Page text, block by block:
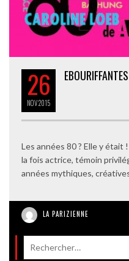
26
NOV2015
Les années 80 ? Elle y était
la fois actrice, témoin
années mythiques,
LA PARIZIENNE